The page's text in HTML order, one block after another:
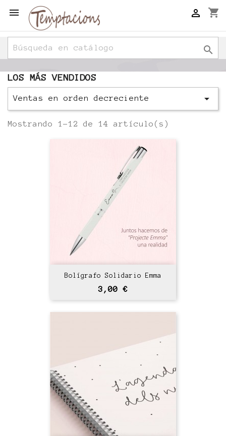
 shopping_cart


LOS MÁS VENDIDOS
Ventas en orden decreciente 
Mostrando 1-12 de 14 artículo(s)
Bolígrafo Solidario Emma
Precio
3,00 €